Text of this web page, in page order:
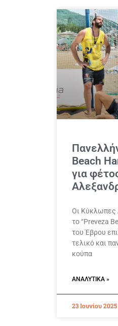
Beach
για
Οι Κύκλωπες
το “Preveza
του Έβρου
τελικό και
κούπα
ΑΝΑΛΥΤΙΚΆ »
23 Ιουνίου 2025